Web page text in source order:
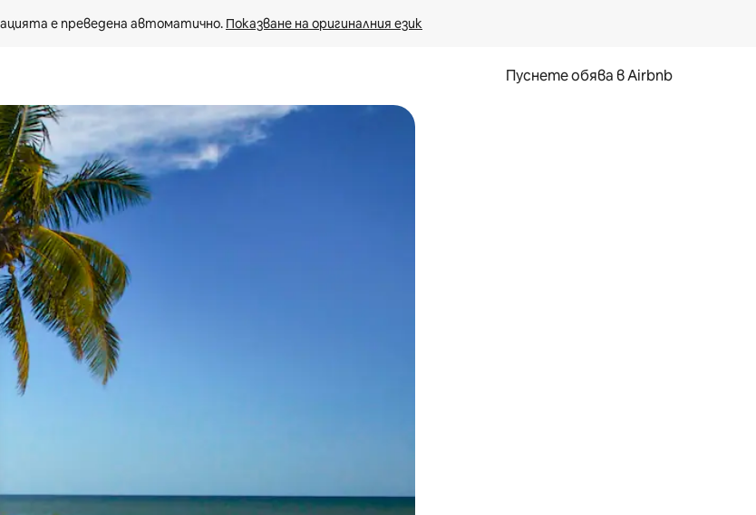
е преведена автоматично. Показване на оригиналния език
Пуснете обява в Airbnb
със стрелки нагоре и надолу или навигирайте с докосване или плъзгане.